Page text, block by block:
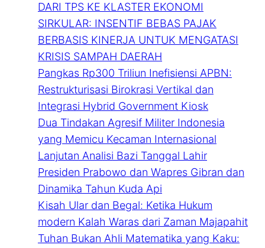
DARI TPS KE KLASTER EKONOMI
SIRKULAR: INSENTIF BEBAS PAJAK
BERBASIS KINERJA UNTUK MENGATASI
KRISIS SAMPAH DAERAH
Pangkas Rp300 Triliun Inefisiensi APBN:
Restrukturisasi Birokrasi Vertikal dan
Integrasi Hybrid Government Kiosk
Dua Tindakan Agresif Militer Indonesia
yang Memicu Kecaman Internasional
Lanjutan Analisi Bazi Tanggal Lahir
Presiden Prabowo dan Wapres Gibran dan
Dinamika Tahun Kuda Api
Kisah Ular dan Begal: Ketika Hukum
modern Kalah Waras dari Zaman Majapahit
Tuhan Bukan Ahli Matematika yang Kaku: